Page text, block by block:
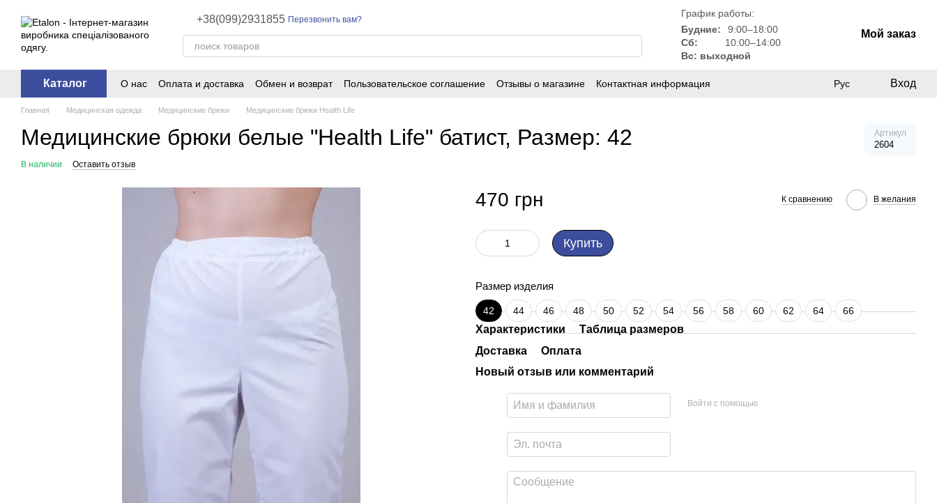
+38(099)2931855 Перезвонить вам?
График работы:
Будние:
9:00–18:00
Сб:
10:00–14:00
Вс: выходной
Мой заказ
Каталог О нас Оплата и доставка Обмен и возврат Пользовательское соглашение Отзывы о магазине Контактная информация Рус Вход
Главная Медицинская одежда Медицинские брюки Медицинские брюки Health Life
Медицинские брюки белые "Health Life" батист, Размер: 42 Артикул
2604
В наличии Оставить отзыв
470 грн К сравнению В желания
Купить
Размер изделия
42 44 46 48 50 52 54 56 58 60 62 64 66
Характеристики
Таблица размеров
Доставка
Оплата
Новый отзыв или комментарий
Войти с помощью